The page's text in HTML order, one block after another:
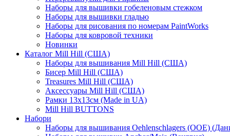
Наборы для вышивки гобеленовым стежком
Наборы для вышивки гладью
Наборы для рисования по номерам PaintWorks
Наборы для ковровой техники
Новинки
Каталог Mill Hill (США)
Наборы для вышивания Mill Hill (США)
Бисер Mill Hill (США)
Treasures Mill Hill (США)
Аксессуары Mill Hill (США)
Рамки 13х13см (Made in UA)
Mill Hill BUTTONS
Набори
Наборы для вышивания Oehlenschlagers (OOE)